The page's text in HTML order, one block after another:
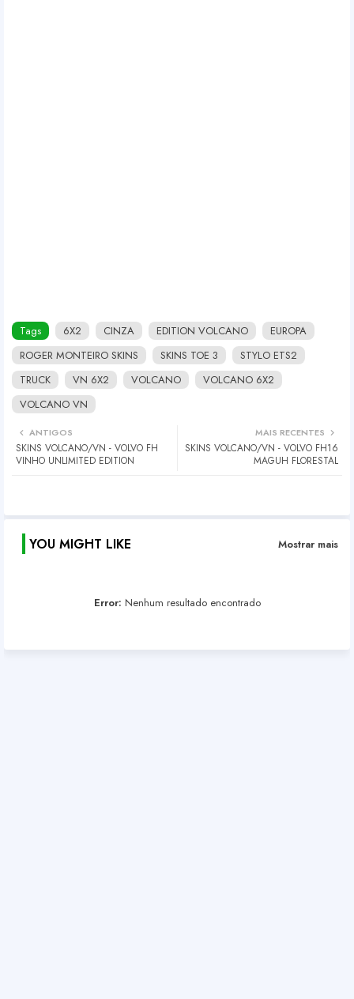
Tags 6X2 CINZA EDITION VOLCANO
EUROPA
ROGER MONTEIRO SKINS
SKINS TOE 3
STYLO ETS2
TRUCK
VN 6X2 VOLCANO
VOLCANO 6X2
VOLCANO VN
MAIS RECENTES
SKINS VOLCANO/VN - VOLVO FH16
MAGUH FLORESTAL
ANTIGOS
SKINS VOLCANO/VN - VOLVO FH
VINHO UNLIMITED EDITION
YOU MIGHT LIKE Mostrar mais
Error: Nenhum resultado encontrado